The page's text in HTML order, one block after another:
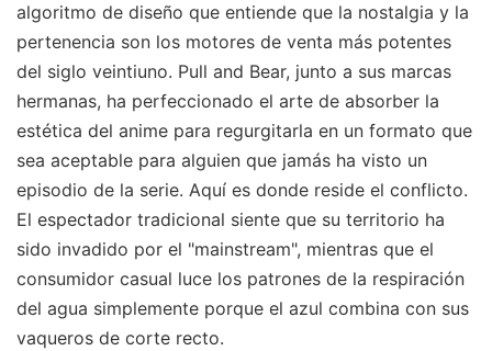
algoritmo de diseño que entiende que la nostalgia y la
pertenencia son los motores de venta más potentes
del siglo veintiuno. Pull and Bear, junto a sus marcas
hermanas, ha perfeccionado el arte de absorber la
estética del anime para regurgitarla en un formato que
sea aceptable para alguien que jamás ha visto un
episodio de la serie. Aquí es donde reside el conflicto.
El espectador tradicional siente que su territorio ha
sido invadido por el "mainstream", mientras que el
consumidor casual luce los patrones de la respiración
del agua simplemente porque el azul combina con sus
vaqueros de corte recto.